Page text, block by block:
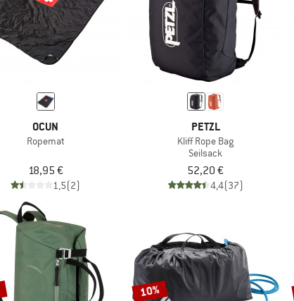
OCUN
Ropemat
18,95 €
1,5(2)
PETZL
Kliff Rope Bag
Seilsack
52,20 €
4,4(37)
10%